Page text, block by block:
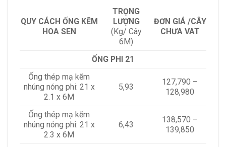
QUY CÁCH ỐNG KẼM
HOA SEN
TRỌNG
LƯỢNG
(Kg/ Cây
6M)
ĐƠN GIÁ /CÂY
CHƯA VAT
ỐNG PHI 21
Ống thép mạ kẽm
nhúng nóng phi: 21 x
2.1 x 6M
5,93
127,790 –
128,980
Ống thép mạ kẽm
nhúng nóng phi: 21 x
2.3 x 6M
6,43
138,570 –
139,850